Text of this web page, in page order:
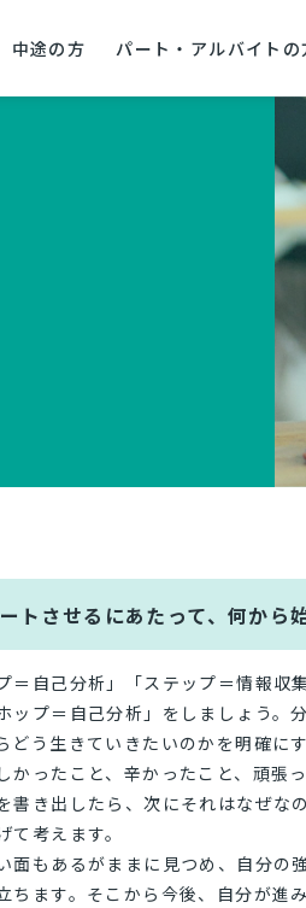
中途の方 パート・アルバイトの
トさせるにあたって、何から
＝自己分析」「ステップ＝情報収
ップ＝自己分析」をしましょう。
どう生きていきたいのかを明確に
かったこと、辛かったこと、頑張
き出したら、次にそれはなぜな
て考えます。
面もあるがままに見つめ、自分の
ちます。そこから今後、自分が進